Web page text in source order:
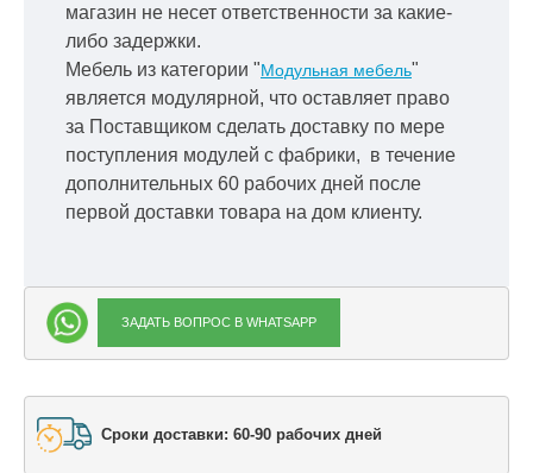
магазин не несет ответственности за какие-
либо задержки.
Мебель из категории "Модульная мебель"
является модулярной, что оставляет право
за Поставщиком сделать доставку по мере
поступления модулей с фабрики, в течение
дополнительных 60 рабочих дней после
первой доставки товара на дом клиенту.
ЗАДАТЬ ВОПРОС В WHATSAPP
Сроки доставки: 60-90 рабочих дней